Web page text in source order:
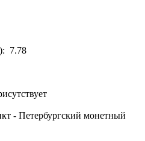
7.78
- Петербургский монетный